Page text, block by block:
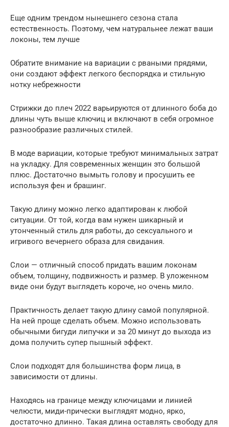
Еще одним трендом нынешнего сезона стала
естественность. Поэтому, чем натуральнее лежат ваши
локоны, тем лучше
Обратите внимание на вариации с рваными прядями,
они создают эффект легкого беспорядка и стильную
нотку небрежности
Стрижки до плеч 2022 варьируются от длинного боба до
длины чуть выше ключиц и включают в себя огромное
разнообразие различных стилей.
В моде вариации, которые требуют минимальных затрат
на укладку. Для современных женщин это большой
плюс. Достаточно вымыть голову и просушить ее
используя фен и брашинг.
Такую длину можно легко адаптирован к любой
ситуации. От той, когда вам нужен шикарный и
утонченный стиль для работы, до сексуального и
игривого вечернего образа для свидания.
Слои — отличный способ придать вашим локонам
объем, толщину, подвижность и размер. В уложенном
виде они будут выглядеть короче, но очень мило.
Практичность делает такую длину самой популярной.
На ней проще сделать объем. Можно использовать
обычными бигуди липучки и за 20 минут до выхода из
дома получить супер пышный эффект.
Слои подходят для большинства форм лица, в
зависимости от длины.
Находясь на границе между ключицами и линией
челюсти, миди-прически выглядят модно, ярко,
достаточно длинно. Такая длина оставлять свободу для